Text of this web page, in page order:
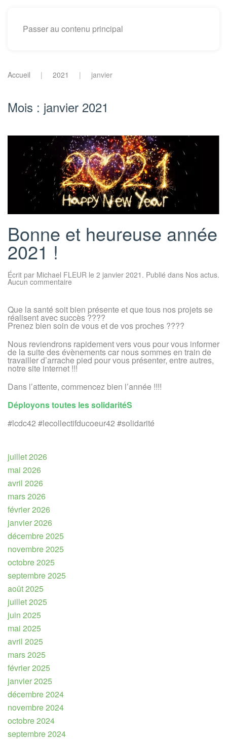
Passer au contenu principal
Accueil 2021 janvier
Mois : janvier 2021
Bonne et heureuse année
2021 !
Écrit par Michael FLEUR le 2 janvier 2021 . Publié dans Nos actus.
Aucun commentairesur
année
2021
!
Que la santé soit bien présente et que tous nos projets se
réalisent avec succès ????
Prenez bien soin de vous et de vos proches ????
Nous reviendrons rapidement vers vous pour vous informer
de la suite des évènements car nous sommes en train de
travailler d’arrache pied pour vous présenter, entre autres,
notre site internet !!!
Dans l’attente, commencez bien l’année !!!!
Déployons toutes les solidaritéS
#lcdc42 #lecollectifducoeur42 #solidarité
juillet 2026
mai 2026
avril 2026
mars 2026
février 2026
janvier 2026
décembre 2025
novembre 2025
octobre 2025
septembre 2025
août 2025
juillet 2025
juin 2025
mai 2025
avril 2025
mars 2025
février 2025
janvier 2025
décembre 2024
novembre 2024
octobre 2024
septembre 2024